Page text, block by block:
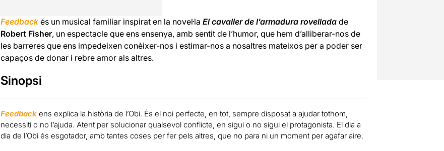
Feedbackés un musical familiar inspirat en la novel·la El cavaller de l’armadura rovelladade
Robert Fisher, un espectacle que ens ensenya, amb sentit de l’humor, que hem d’alliberar-nos de
les barreres que ens impedeixen conèixer-nos i estimar-nos a nosaltres mateixos per a poder ser
capaços de donar i rebre amor als altres.
Sinopsi
Feedbackens explica la història de l’Obi. És el noi perfecte, en tot, sempre disposat a ajudar tothom,
necessiti o no l’ajuda. Atent per solucionar qualsevol conflicte, en sigui o no sigui el protagonista. El dia a
dia de l’Obi és esgotador, amb tantes coses per fer pels altres, que no para ni un moment per agafar aire.